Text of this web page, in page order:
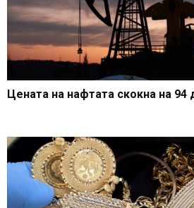
Цената на нафтата скокна на 94